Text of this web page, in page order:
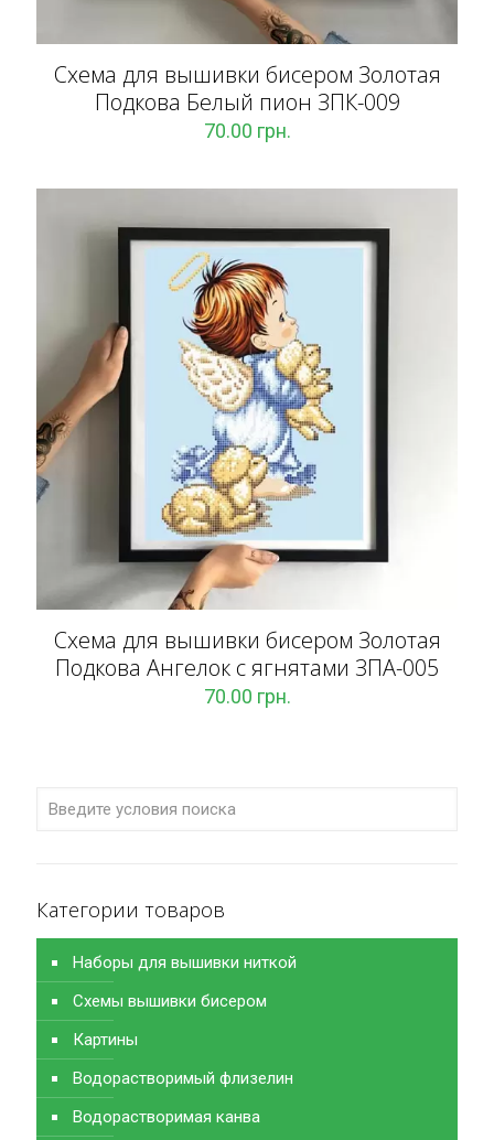
Схема для вышивки бисером Золотая
Подкова Белый пион ЗПК-009
70.00 грн.
Схема для вышивки бисером Золотая
Подкова Ангелок с ягнятами ЗПА-005
70.00 грн.
Категории товаров
Наборы для вышивки ниткой
Схемы вышивки бисером
Картины
Водорастворимый флизелин
Водорастворимая канва